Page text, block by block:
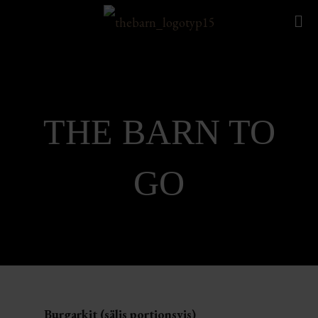
THE BARN TO
GO
Burgarkit (säljs portionsvis)